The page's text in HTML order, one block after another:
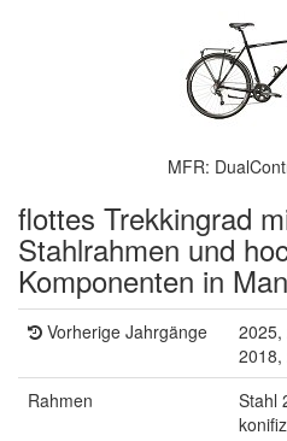
MFR:
flottes Trekkingrad
Stahlrahmen und
Komponenten in
Vorherige Jahrgänge
2025,
2018,
Rahmen
Stahl